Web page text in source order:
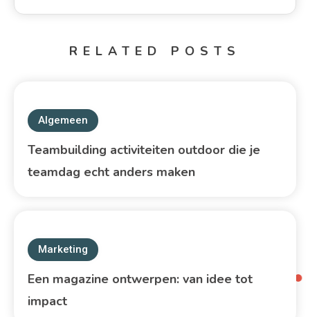
RELATED POSTS
Algemeen
Teambuilding activiteiten outdoor die je
teamdag echt anders maken
Marketing
Een magazine ontwerpen: van idee tot
impact